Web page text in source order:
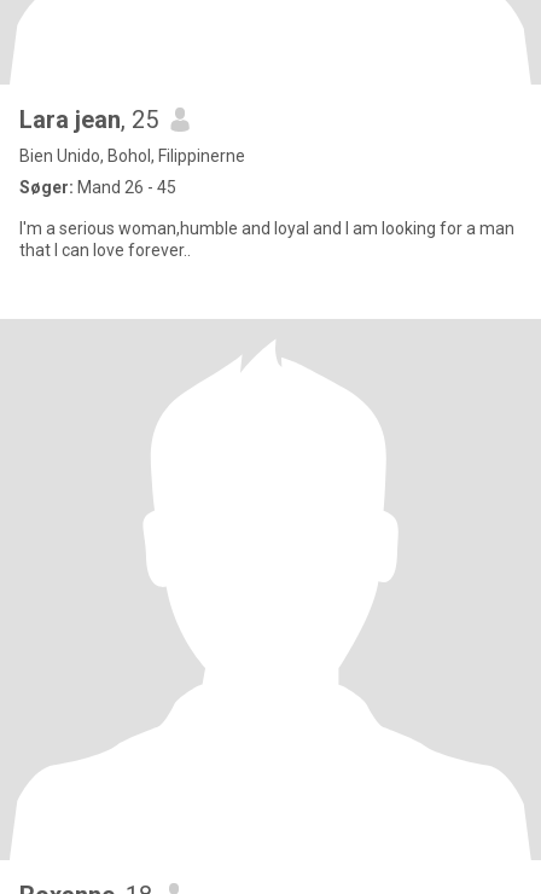
Lara jean, 25
Bien Unido, Bohol, Filippinerne
Søger: Mand 26 - 45
I'm a serious woman,humble and loyal and I am looking for a man
that I can love forever..